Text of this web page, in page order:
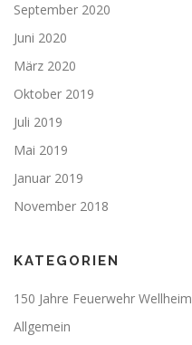
September 2020
Juni 2020
März 2020
Oktober 2019
Juli 2019
Mai 2019
Januar 2019
November 2018
KATEGORIEN
150 Jahre Feuerwehr Wellheim
Allgemein